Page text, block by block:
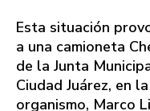
Esta situación
a una camioneta
de la Junta
Ciudad Juárez, en
organismo, Marco